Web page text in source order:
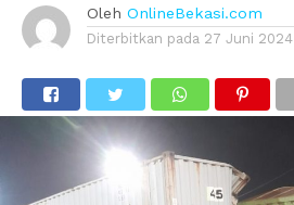
Oleh OnlineBekasi.com
Diterbitkan pada 27 Juni 2024